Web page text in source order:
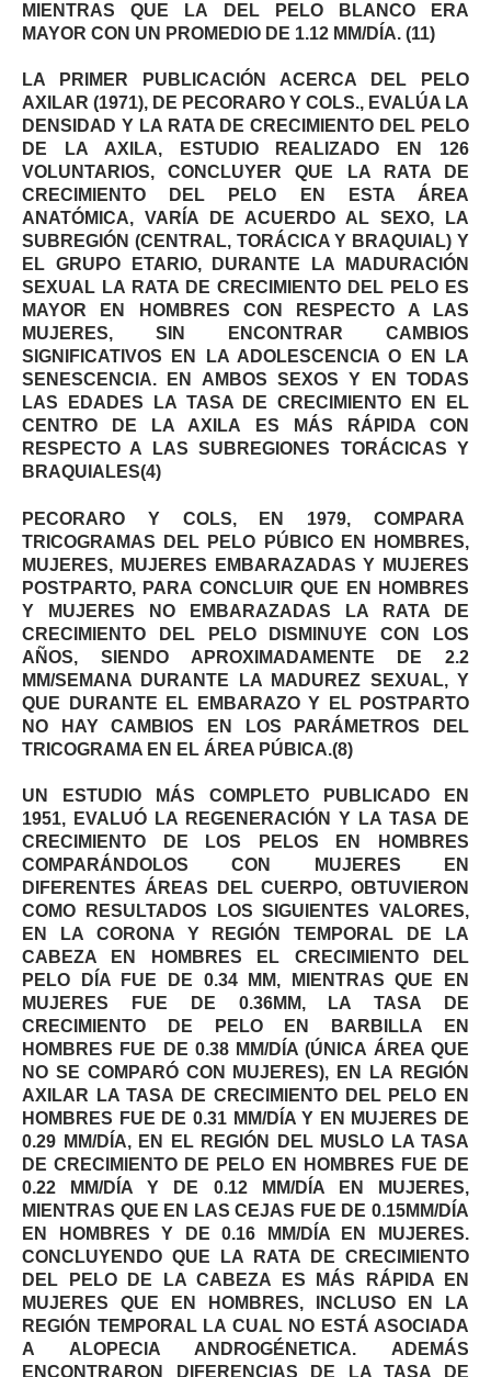
MIENTRAS QUE LA DEL PELO BLANCO ERA
MAYOR CON UN PROMEDIO DE 1.12 MM/DÍA. (11)
LA PRIMER PUBLICACIÓN ACERCA DEL PELO
AXILAR (1971), DE PECORARO Y COLS., EVALÚA LA
DENSIDAD Y LA RATA DE CRECIMIENTO DEL PELO
DE LA AXILA, ESTUDIO REALIZADO EN 126
VOLUNTARIOS, CONCLUYER QUE LA RATA DE
CRECIMIENTO DEL PELO EN ESTA ÁREA
ANATÓMICA, VARÍA DE ACUERDO AL SEXO, LA
SUBREGIÓN (CENTRAL, TORÁCICA Y BRAQUIAL) Y
EL GRUPO ETARIO, DURANTE LA MADURACIÓN
SEXUAL LA RATA DE CRECIMIENTO DEL PELO ES
MAYOR EN HOMBRES CON RESPECTO A LAS
MUJERES, SIN ENCONTRAR CAMBIOS
SIGNIFICATIVOS EN LA ADOLESCENCIA O EN LA
SENESCENCIA. EN AMBOS SEXOS Y EN TODAS
LAS EDADES LA TASA DE CRECIMIENTO EN EL
CENTRO DE LA AXILA ES MÁS RÁPIDA CON
RESPECTO A LAS SUBREGIONES TORÁCICAS Y
BRAQUIALES(4)
PECORARO Y COLS, EN 1979, COMPARA
TRICOGRAMAS DEL PELO PÚBICO EN HOMBRES,
MUJERES, MUJERES EMBARAZADAS Y MUJERES
POSTPARTO, PARA CONCLUIR QUE EN HOMBRES
Y MUJERES NO EMBARAZADAS LA RATA DE
CRECIMIENTO DEL PELO DISMINUYE CON LOS
AÑOS, SIENDO APROXIMADAMENTE DE 2.2
MM/SEMANA DURANTE LA MADUREZ SEXUAL, Y
QUE DURANTE EL EMBARAZO Y EL POSTPARTO
NO HAY CAMBIOS EN LOS PARÁMETROS DEL
TRICOGRAMA EN EL ÁREA PÚBICA.(8)
UN ESTUDIO MÁS COMPLETO PUBLICADO EN
1951, EVALUÓ LA REGENERACIÓN Y LA TASA DE
CRECIMIENTO DE LOS PELOS EN HOMBRES
COMPARÁNDOLOS CON MUJERES EN
DIFERENTES ÁREAS DEL CUERPO, OBTUVIERON
COMO RESULTADOS LOS SIGUIENTES VALORES,
EN LA CORONA Y REGIÓN TEMPORAL DE LA
CABEZA EN HOMBRES EL CRECIMIENTO DEL
PELO DÍA FUE DE 0.34 MM, MIENTRAS QUE EN
MUJERES FUE DE 0.36MM, LA TASA DE
CRECIMIENTO DE PELO EN BARBILLA EN
HOMBRES FUE DE 0.38 MM/DÍA (ÚNICA ÁREA QUE
NO SE COMPARÓ CON MUJERES), EN LA REGIÓN
AXILAR LA TASA DE CRECIMIENTO DEL PELO EN
HOMBRES FUE DE 0.31 MM/DÍA Y EN MUJERES DE
0.29 MM/DÍA, EN EL REGIÓN DEL MUSLO LA TASA
DE CRECIMIENTO DE PELO EN HOMBRES FUE DE
0.22 MM/DÍA Y DE 0.12 MM/DÍA EN MUJERES,
MIENTRAS QUE EN LAS CEJAS FUE DE 0.15MM/DÍA
EN HOMBRES Y DE 0.16 MM/DÍA EN MUJERES.
CONCLUYENDO QUE LA RATA DE CRECIMIENTO
DEL PELO DE LA CABEZA ES MÁS RÁPIDA EN
MUJERES QUE EN HOMBRES, INCLUSO EN LA
REGIÓN TEMPORAL LA CUAL NO ESTÁ ASOCIADA
A ALOPECIA ANDROGÉNETICA. ADEMÁS
ENCONTRARON DIFERENCIAS DE LA TASA DE